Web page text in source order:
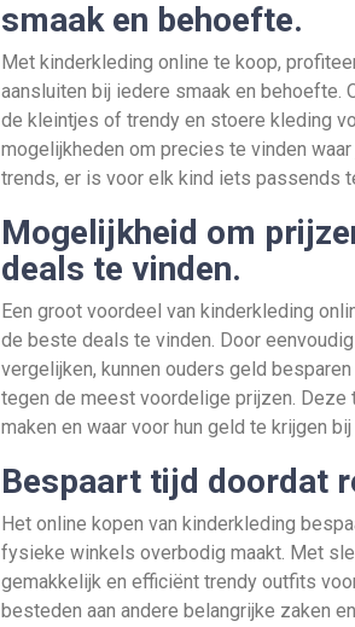
smaak en behoefte.
Met kinderkleding online te koop,
aansluiten bij iedere smaak en behoefte.
de kleintjes of trendy en stoere kleding
mogelijkheden om precies te vinden
trends, er is voor elk kind iets passends
Mogelijkheid om
deals te vinden.
Een groot voordeel van kinderkleding
de beste deals te vinden. Door
vergelijken, kunnen ouders geld
tegen de meest voordelige prijzen.
maken en waar voor hun geld te krijgen
Bespaart tijd doordat
Het online kopen van kinderkleding
fysieke winkels overbodig maakt. Met
gemakkelijk en efficiënt trendy outfits
besteden aan andere belangrijke zaken